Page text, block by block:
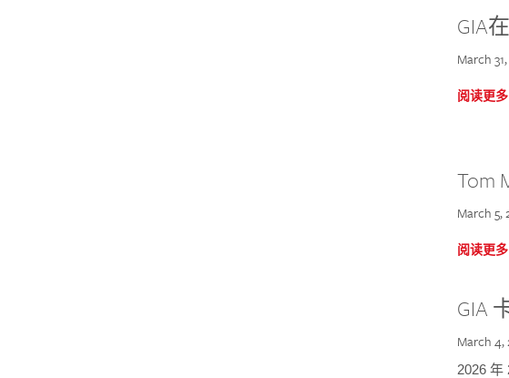
GIA
March
阅读更多
Tom
March 5,
阅读更多
GIA
March 4,
2026 年